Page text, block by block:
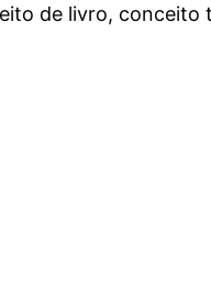
de livro,